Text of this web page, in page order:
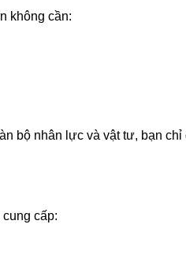
không cần:
bộ nhân lực và vật tư, bạn
cấp: